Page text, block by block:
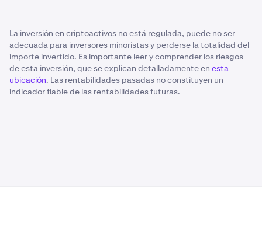
La inversión en criptoactivos no está regulada, puede no ser
adecuada para inversores minoristas y perderse la totalidad del
importe invertido. Es importante leer y comprender los riesgos
de esta inversión, que se explican detalladamente en esta
ubicación. Las rentabilidades pasadas no constituyen un
indicador fiable de las rentabilidades futuras.